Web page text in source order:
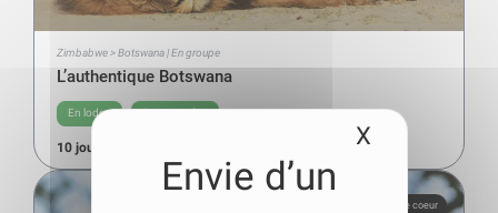
X
Zimbabwe > Botswana | En groupe
L’authentique Botswana
En lodge Tente confort
10 jours
Coup de coeur